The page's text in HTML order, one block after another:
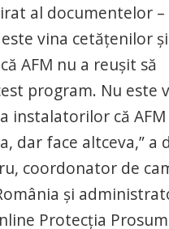
al documentelor –
vina cetățenilor
AFM nu a reușit să
program. Nu este
instalatorilor că AFM
dar face altceva,” a
coordonator de
și
Protecția